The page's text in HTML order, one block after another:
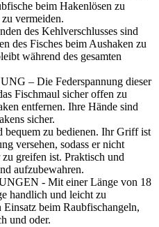
beim Hakenlösen zu
vermeiden.
des Kehlverschlusses sind
des Fisches beim Aushaken zu
während des gesamten
– Die Federspannung dieser
Fischmaul sicher offen zu
entfernen. Ihre Hände sind
sicher.
bequem zu bedienen. Ihr Griff ist
versehen, sodass er nicht
greifen ist. Praktisch und
aufzubewahren.
- Mit einer Länge von 18
handlich und leicht zu
beim Raubfischangeln,
und oder.